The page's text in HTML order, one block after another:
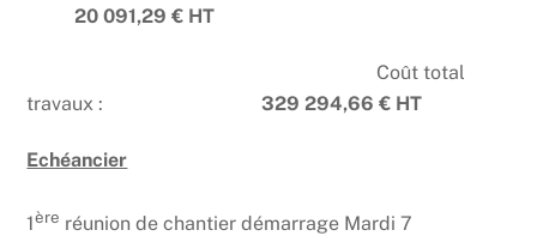
20 091,29 € HT
Coût total
travaux :
329 294,66 € HT
Echéancier
1ère réunion de chantier démarrage Mardi 7